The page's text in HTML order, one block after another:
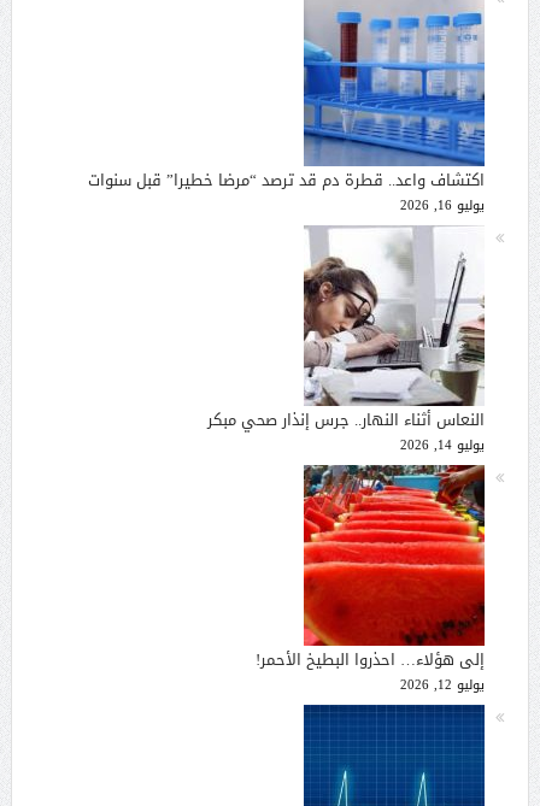
اكتشاف واعد.. قطرة دم قد ترصد “مرضا خطيرا” قبل سنوات
يوليو 16, 2026
النعاس أثناء النهار.. جرس إنذار صحي مبكر
يوليو 14, 2026
إلى هؤلاء… احذروا البطيخ الأحمر!
يوليو 12, 2026